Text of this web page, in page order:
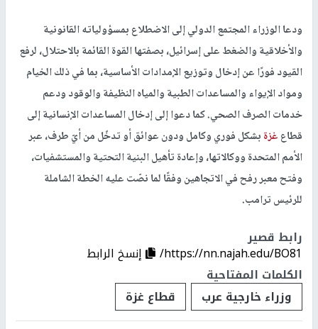
ودعا الوزراء المجتمع الدولي إلى الاضطلاع بمسؤولياته القانونية
والأخلاقية والضغط على إسرائيل، بصفتها القوة القائمة بالاحتلال، لرفع
القيود فورًا عن إدخال وتوزيع الإمدادات الأساسية، بما في ذلك الخيام
ومواد الإيواء والمساعدات الطبية والمياه النظيفة والوقود ودعم
خدمات الصرف الصحي. كما دعوا إلى إدخال المساعدات الإنسانية إلى
قطاعغزةبشكل فوري وكامل ودون عوائق أو تدخّل من أيّ طرف، عبر
الأمم المتحدة ووكالاتها، وإعادة تأهيل البنية التحتية والمستشفيات،
وفتح معبر رفح في الاتجاهين وفقًا لما نصّت عليه الخطة الشاملة
للرئيس ترامب.
رابط قصير
https://nn.najah.edu/BO81/
إنسخ الرابط
الكلمات المفتاحية
وزراء خارجية عرب
قطاع غزة